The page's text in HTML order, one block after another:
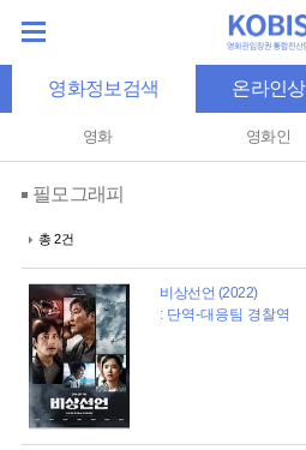
영화정보검색 온라인
영화 영화인
필모그래피
총 2건
비상선언 (2022)
: 단역-대응팀 경찰역